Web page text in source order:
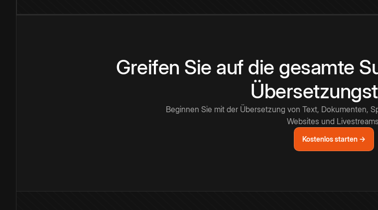
Greifen Sie auf die gesamte
Beginnen Sie mit der Übersetzung von Text, Dokumenten,
Websites und
Kostenlos starten →